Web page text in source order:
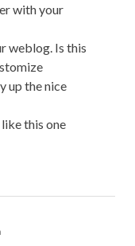
with your
weblog. Is this
up the nice
this one